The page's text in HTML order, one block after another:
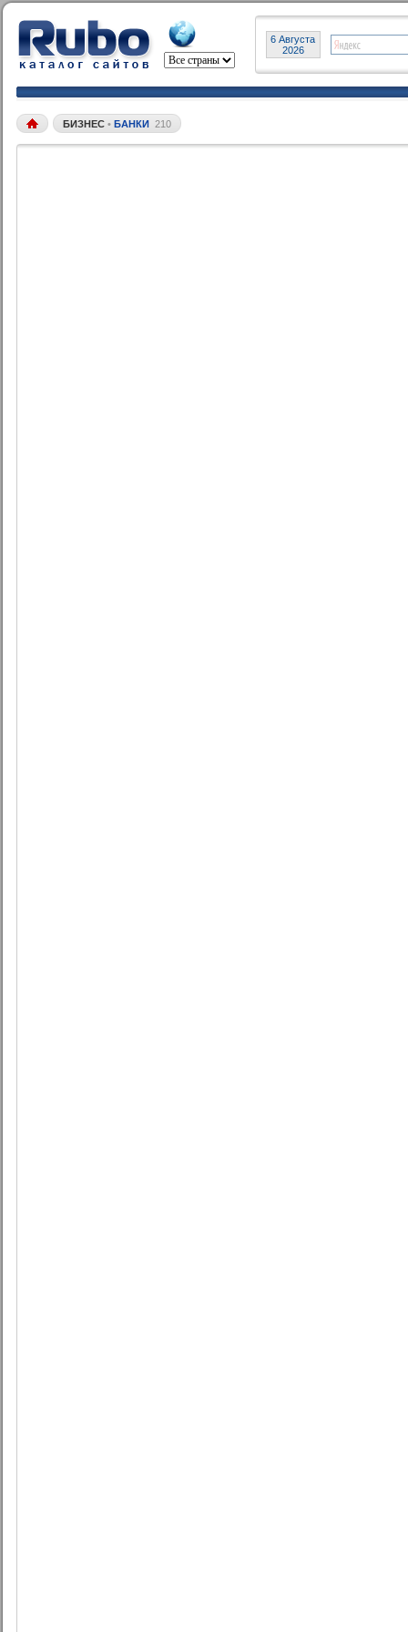
6 Августа
2026
БИЗНЕС • БАНКИ 210